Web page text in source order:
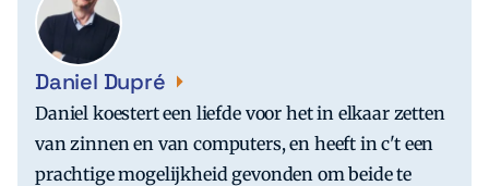
Daniel Dupré
Daniel koestert een liefde voor het in elkaar zetten
van zinnen en van computers, en heeft in c't een
prachtige mogelijkheid gevonden om beide te